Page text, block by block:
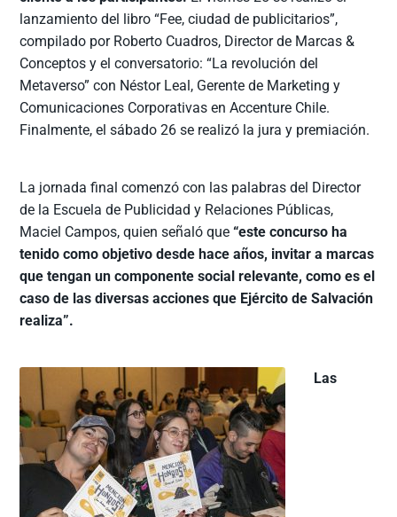
lanzamiento del libro “Fee, ciudad de publicitarios”,
compilado por Roberto Cuadros, Director de Marcas &
Conceptos y el conversatorio: “La revolución del
Metaverso” con Néstor Leal, Gerente de Marketing y
Comunicaciones Corporativas en Accenture Chile.
Finalmente, el sábado 26 se realizó la jura y premiación.
La jornada final comenzó con las palabras del Director
de la Escuela de Publicidad y Relaciones Públicas,
Maciel Campos, quien señaló que“este concurso ha
tenido como objetivo desde hace años, invitar a marcas
que tengan un componente social relevante, como es el
caso de las diversas acciones que Ejército de Salvación
realiza”.
Las